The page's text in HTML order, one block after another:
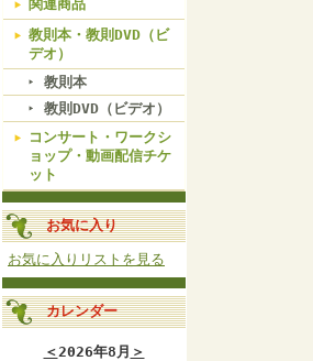
関連商品
教則本・教則DVD（ビ
デオ）
教則本
教則DVD（ビデオ）
コンサート・ワークシ
ョップ・動画配信チケ
ット
お気に入り
お気に入りリストを見る
カレンダー
＜2026年8月 ＞